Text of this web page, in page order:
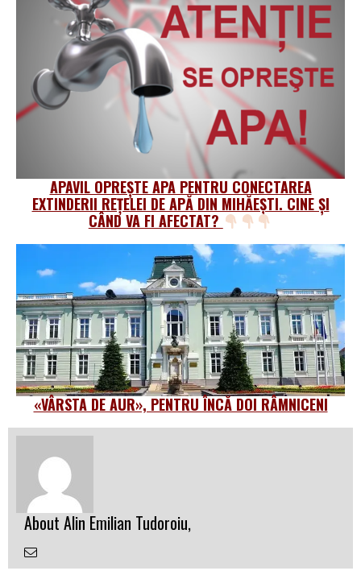
APAVIL OPREȘTE APA PENTRU CONECTAREA
EXTINDERII REȚELEI DE APĂ DIN MIHĂEȘTI. CINE ȘI
CÂND VA FI AFECTAT?
«VÂRSTA DE AUR», PENTRU ÎNCĂ DOI RÂMNICENI
About Alin Emilian Tudoroiu,
Email